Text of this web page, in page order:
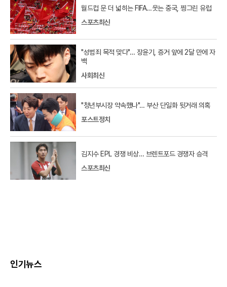
월드컵 문 더 넓히는 FIFA…웃는 중국, 찡그린 유럽
스포츠최신
"성범죄 목적 맞다"… 장윤기, 증거 앞에 2달 만에 자
백
사회최신
"청년부시장 약속했나"… 부산 단일화 뒷거래 의혹
포스트정치
김지수 EPL 경쟁 비상… 브렌트포드 경쟁자 승격
스포츠최신
인기뉴스